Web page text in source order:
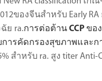
ของจีนสำหรับ Early RA
ย ra.การต่อต้าน CCP ข
การคัดกรองสุขภาพแล
สำหรับ ra. สูง titer